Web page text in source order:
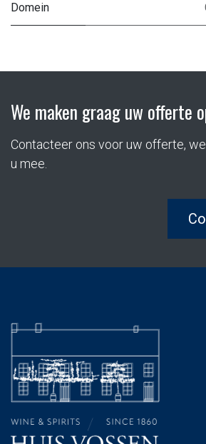
Domein
We maken graag uw offerte
Contacteer ons voor uw offerte,
u mee.